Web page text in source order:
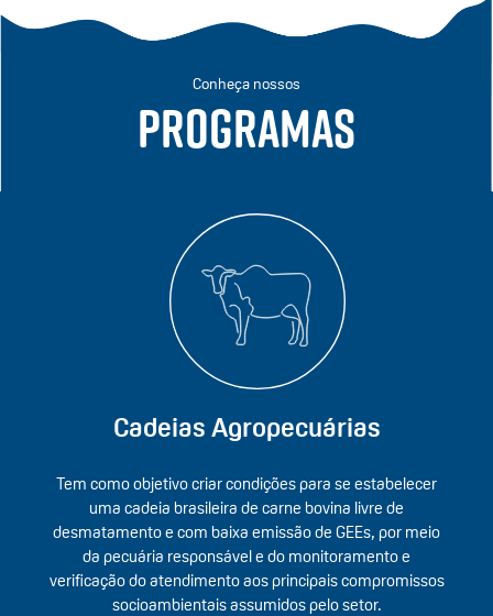
Conheça nossos
programas
Cadeias Agropecuárias
Tem como objetivo criar condições para se estabelecer
uma cadeia brasileira de carne bovina livre de
desmatamento e com baixa emissão de GEEs, por meio
da pecuária responsável e do monitoramento e
verificação do atendimento aos principais compromissos
socioambientais assumidos pelo setor.